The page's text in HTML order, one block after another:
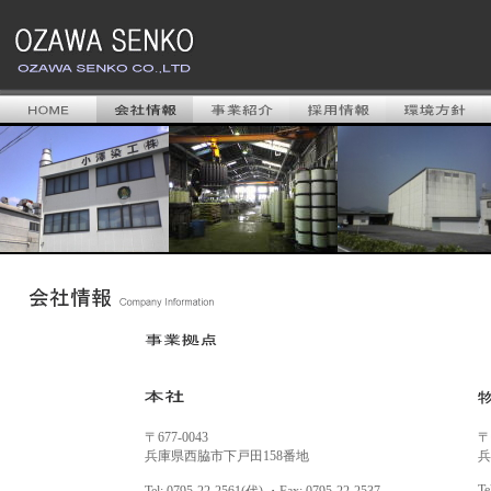
〒677-0043
兵庫県西脇市下戸田158番地